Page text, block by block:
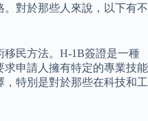
對於那些人來說，以下有不
民方法。H-1B簽證是一種
申請人擁有特定的專業技能
特別是對於那些在科技和工